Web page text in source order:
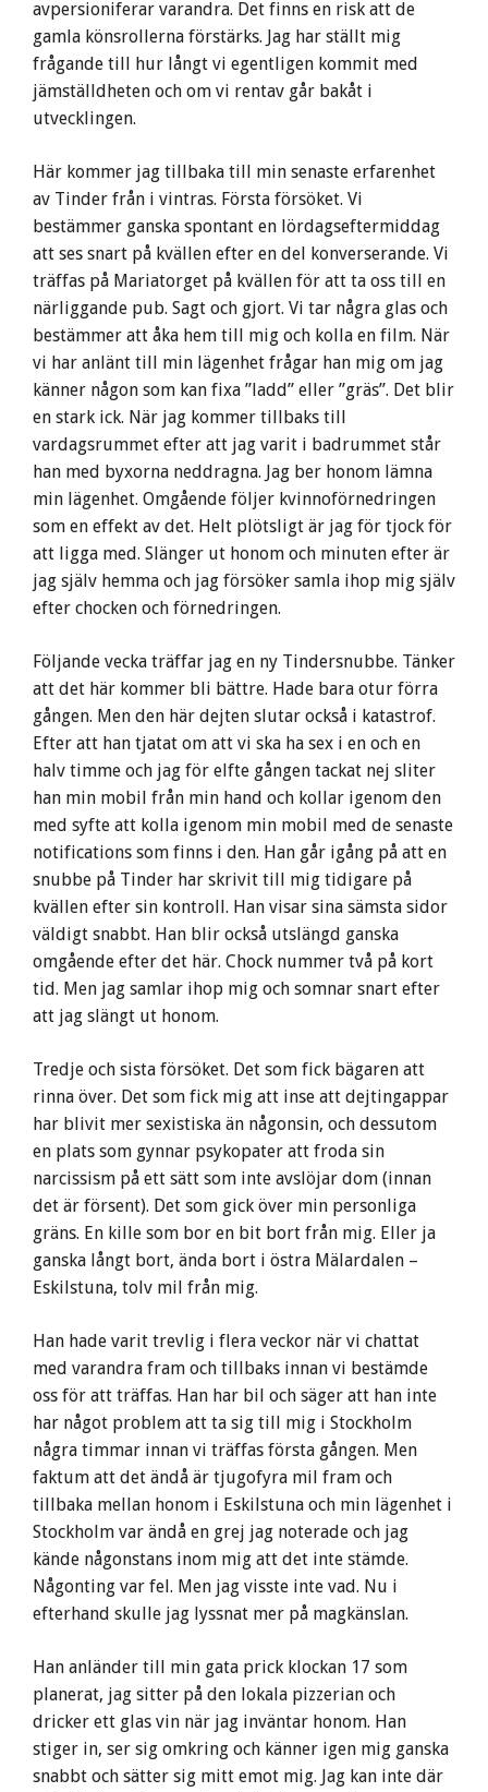
avpersioniferar varandra. Det finns en risk att de
gamla könsrollerna förstärks. Jag har ställt mig
frågande till hur långt vi egentligen kommit med
jämställdheten och om vi rentav går bakåt i
utvecklingen.
Här kommer jag tillbaka till min senaste erfarenhet
av Tinder från i vintras. Första försöket. Vi
bestämmer ganska spontant en lördagseftermiddag
att ses snart på kvällen efter en del konverserande. Vi
träffas på Mariatorget på kvällen för att ta oss till en
närliggande pub. Sagt och gjort. Vi tar några glas och
bestämmer att åka hem till mig och kolla en film. När
vi har anlänt till min lägenhet frågar han mig om jag
känner någon som kan fixa ”ladd” eller ”gräs”. Det blir
en stark ick. När jag kommer tillbaks till
vardagsrummet efter att jag varit i badrummet står
han med byxorna neddragna. Jag ber honom lämna
min lägenhet. Omgående följer kvinnoförnedringen
som en effekt av det. Helt plötsligt är jag för tjock för
att ligga med. Slänger ut honom och minuten efter är
jag själv hemma och jag försöker samla ihop mig själv
efter chocken och förnedringen.
Följande vecka träffar jag en ny Tindersnubbe. Tänker
att det här kommer bli bättre. Hade bara otur förra
gången. Men den här dejten slutar också i katastrof.
Efter att han tjatat om att vi ska ha sex i en och en
halv timme och jag för elfte gången tackat nej sliter
han min mobil från min hand och kollar igenom den
med syfte att kolla igenom min mobil med de senaste
notifications som finns i den. Han går igång på att en
snubbe på Tinder har skrivit till mig tidigare på
kvällen efter sin kontroll. Han visar sina sämsta sidor
väldigt snabbt. Han blir också utslängd ganska
omgående efter det här. Chock nummer två på kort
tid. Men jag samlar ihop mig och somnar snart efter
att jag slängt ut honom.
Tredje och sista försöket. Det som fick bägaren att
rinna över. Det som fick mig att inse att dejtingappar
har blivit mer sexistiska än någonsin, och dessutom
en plats som gynnar psykopater att froda sin
narcissism på ett sätt som inte avslöjar dom (innan
det är försent). Det som gick över min personliga
gräns. En kille som bor en bit bort från mig. Eller ja
ganska långt bort, ända bort i östra Mälardalen –
Eskilstuna, tolv mil från mig.
Han hade varit trevlig i flera veckor när vi chattat
med varandra fram och tillbaks innan vi bestämde
oss för att träffas. Han har bil och säger att han inte
har något problem att ta sig till mig i Stockholm
några timmar innan vi träffas första gången. Men
faktum att det ändå är tjugofyra mil fram och
tillbaka mellan honom i Eskilstuna och min lägenhet i
Stockholm var ändå en grej jag noterade och jag
kände någonstans inom mig att det inte stämde.
Någonting var fel. Men jag visste inte vad. Nu i
efterhand skulle jag lyssnat mer på magkänslan.
Han anländer till min gata prick klockan 17 som
planerat, jag sitter på den lokala pizzerian och
dricker ett glas vin när jag inväntar honom. Han
stiger in, ser sig omkring och känner igen mig ganska
snabbt och sätter sig mitt emot mig. Jag kan inte där